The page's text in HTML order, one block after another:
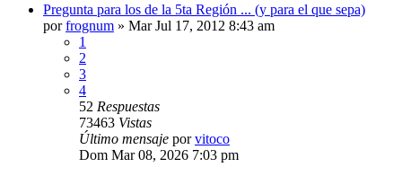
Pregunta para los de la 5ta Región ... (y para el que sepa)
porfrognum » Mar Jul 17, 2012 8:43 am
1
2
3
4
52 Respuestas
73463 Vistas
Último mensaje porvitoco
Dom Mar 08, 2026 7:03 pm